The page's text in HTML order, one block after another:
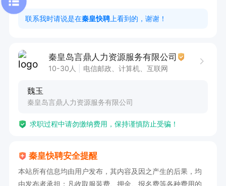
联系我时请说是在秦皇快聘 上看到的，谢谢！
秦皇岛言鼎人力资源服务有限公司
10-30人 电信邮政、计算机、互联网
魏玉
秦皇岛言鼎人力资源服务有限公司
求职过程中请勿缴纳费用，保持谨慎防止受骗！
秦皇快聘安全提醒
本站所有信息均由用户发布，其内容及因之产生的后果，均
由发布者承担；凡收取服装费、押金、报名费等各种费用的